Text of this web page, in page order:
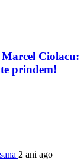
Ciolacu:
prindem!
2 ani ago